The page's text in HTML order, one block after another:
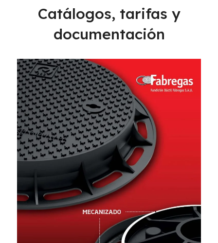
Catálogos, tarifas y
documentación